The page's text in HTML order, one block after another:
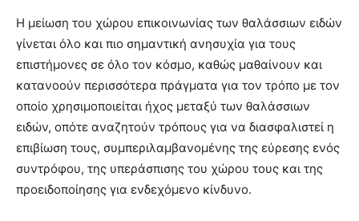
Η μείωση του χώρου επικοινωνίας των θαλάσσιων ειδών
γίνεται όλο και πιο σημαντική ανησυχία για τους
επιστήμονες σε όλο τον κόσμο, καθώς μαθαίνουν και
κατανοούν περισσότερα πράγματα για τον τρόπο με τον
οποίο χρησιμοποιείται ήχος μεταξύ των θαλάσσιων
ειδών, οπότε αναζητούν τρόπους για να διασφαλιστεί η
επιβίωση τους, συμπεριλαμβανομένης της εύρεσης ενός
συντρόφου, της υπεράσπισης του χώρου τους και της
προειδοποίησης για ενδεχόμενο κίνδυνο.